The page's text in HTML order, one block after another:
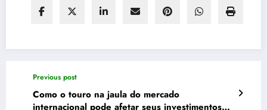
Previous post
Como o touro na jaula do mercado
internacional pode afetar seus investimentos